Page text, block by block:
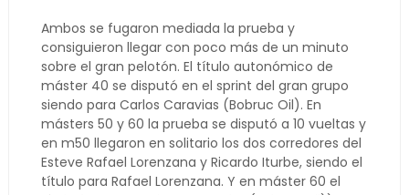
Ambos se fugaron mediada la prueba y
consiguieron llegar con poco más de un minuto
sobre el gran pelotón. El título autonómico de
máster 40 se disputó en el sprint del gran grupo
siendo para Carlos Caravias (Bobruc Oil). En
másters 50 y 60 la prueba se disputó a 10 vueltas y
en m50 llegaron en solitario los dos corredores del
Esteve Rafael Lorenzana y Ricardo Iturbe, siendo el
título para Rafael Lorenzana. Y en máster 60 el